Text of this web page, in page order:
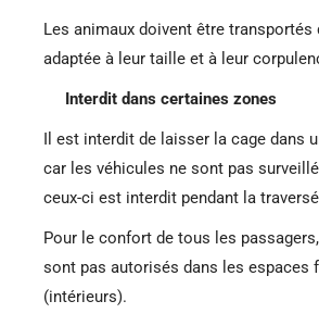
Les animaux doivent être transportés
adaptée à leur taille et à leur
Interdit dans certaines zones
Il est interdit de laisser la cage dans
car les véhicules ne sont pas
ceux-ci est interdit pendant la
Pour le confort de tous les
sont pas autorisés dans les espaces
(intérieurs).